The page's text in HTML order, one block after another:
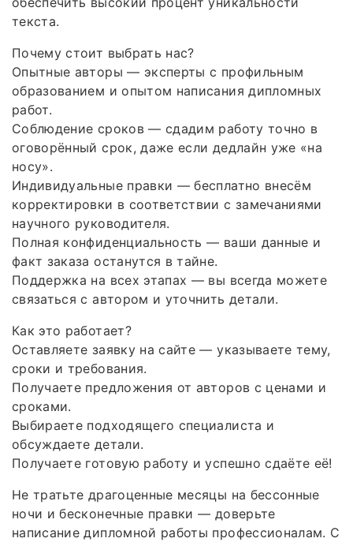
текста.
Почему стоит выбрать нас?
Опытные авторы — эксперты с профильным
образованием и опытом написания дипломных
работ.
Соблюдение сроков — сдадим работу точно в
оговорённый срок, даже если дедлайн уже «на
носу».
Индивидуальные правки — бесплатно внесём
корректировки в соответствии с замечаниями
научного руководителя.
Полная конфиденциальность — ваши данные и
факт заказа останутся в тайне.
Поддержка на всех этапах — вы всегда можете
связаться с автором и уточнить детали.
Как это работает?
Оставляете заявку на сайте — указываете тему,
сроки и требования.
Получаете предложения от авторов с ценами и
сроками.
Выбираете подходящего специалиста и
обсуждаете детали.
Получаете готовую работу и успешно сдаёте её!
Не тратьте драгоценные месяцы на бессонные
ночи и бесконечные правки — доверьте
написание дипломной работы профессионалам. С